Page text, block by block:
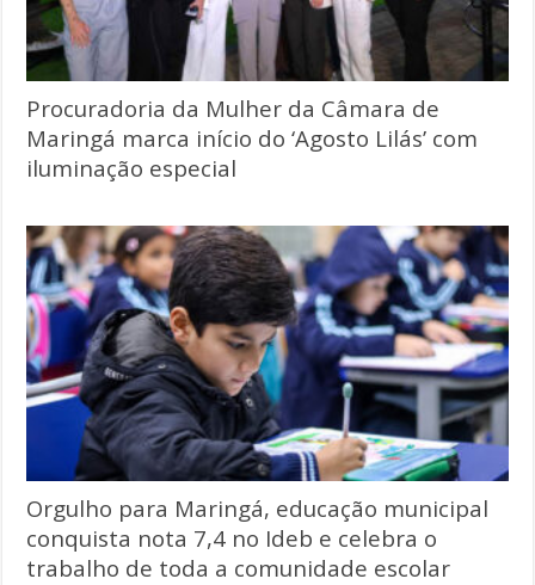
Procuradoria da Mulher da Câmara de
Maringá marca início do ‘Agosto Lilás’ com
iluminação especial
Orgulho para Maringá, educação municipal
conquista nota 7,4 no Ideb e celebra o
trabalho de toda a comunidade escolar